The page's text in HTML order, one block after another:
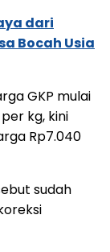
dari
Bocah Usia
GKP mulai
kg, kini
Rp7.040
sudah